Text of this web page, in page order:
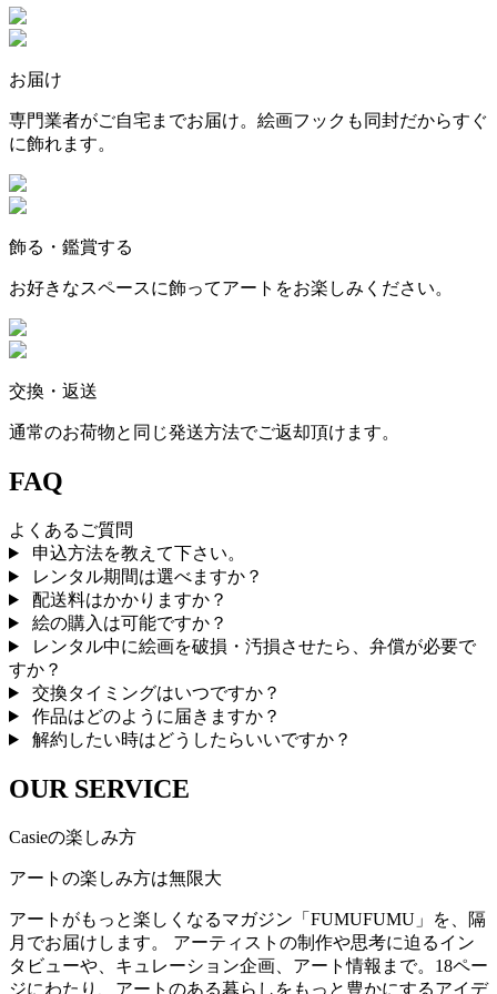
お届け
専門業者がご自宅までお届け。絵画フックも同封だからすぐ
に飾れます。
飾る・鑑賞する
お好きなスペースに飾ってアートをお楽しみください。
交換・返送
通常のお荷物と同じ発送方法でご返却頂けます。
FAQ
よくあるご質問
申込方法を教えて下さい。
レンタル期間は選べますか？
配送料はかかりますか？
絵の購入は可能ですか？
レンタル中に絵画を破損・汚損させたら、弁償が必要で
すか？
交換タイミングはいつですか？
作品はどのように届きますか？
解約したい時はどうしたらいいですか？
OUR SERVICE
Casieの楽しみ方
アートの楽しみ方は無限大
アートがもっと楽しくなるマガジン「FUMUFUMU」を、隔
月でお届けします。 アーティストの制作や思考に迫るイン
タビューや、キュレーション企画、アート情報まで。18ペー
ジにわたり、アートのある暮らしをもっと豊かにするアイデ